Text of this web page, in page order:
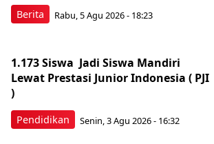
Berita Rabu, 5 Agu 2026 - 18:23
Pendidikan
1.173 Siswa Jadi Siswa Mandiri
Lewat Prestasi Junior Indonesia ( PJI
)
Senin, 3 Agu 2026 - 16:32